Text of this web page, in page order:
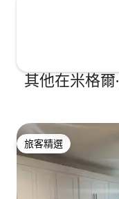
其他在米格
旅客精選
旅客精選